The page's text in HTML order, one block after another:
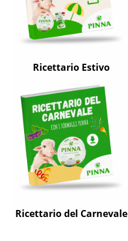
Ricettario Estivo
Ricettario del Carnevale